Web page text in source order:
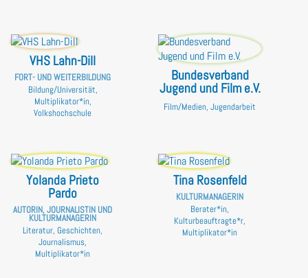
VHS Lahn-Dill
FORT- UND WEITERBILDUNG
Bildung/Universität,
Multiplikator*in,
Volkshochschule
Bundesverband
Jugend und Film e.V.
Film/Medien, Jugendarbeit
Yolanda Prieto
Pardo
AUTORIN, JOURNALISTIN UND
KULTURMANAGERIN
Literatur, Geschichten,
Journalismus,
Multiplikator*in
Tina Rosenfeld
KULTURMANAGERIN
Berater*in,
Kulturbeauftragte*r,
Multiplikator*in